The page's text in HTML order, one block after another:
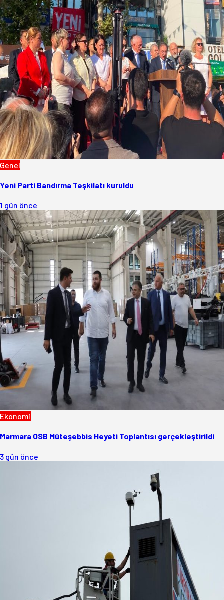
Genel
Yeni Parti Bandırma Teşkilatı kuruldu
1 gün önce
Ekonomi
Marmara OSB Müteşebbis Heyeti Toplantısı gerçekleştirildi
3 gün önce